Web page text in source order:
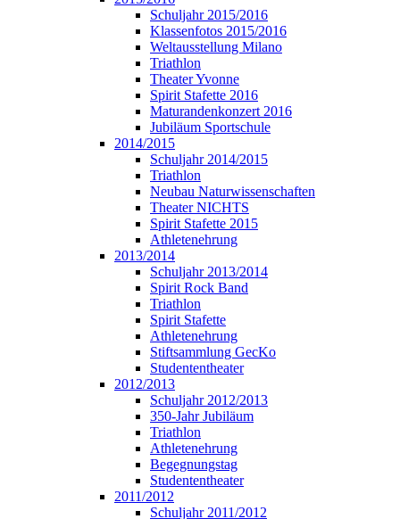
Schuljahr 2015/2016
Klassenfotos 2015/2016
Weltausstellung Milano
Triathlon
Theater Yvonne
Spirit Stafette 2016
Maturandenkonzert 2016
Jubiläum Sportschule
2014/2015
Schuljahr 2014/2015
Triathlon
Neubau Naturwissenschaften
Theater NICHTS
Spirit Stafette 2015
Athletenehrung
2013/2014
Schuljahr 2013/2014
Spirit Rock Band
Triathlon
Spirit Stafette
Athletenehrung
Stiftsammlung GecKo
Studententheater
2012/2013
Schuljahr 2012/2013
350-Jahr Jubiläum
Triathlon
Athletenehrung
Begegnungstag
Studententheater
2011/2012
Schuljahr 2011/2012